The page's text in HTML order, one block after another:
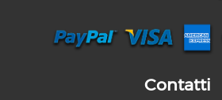
Contatti